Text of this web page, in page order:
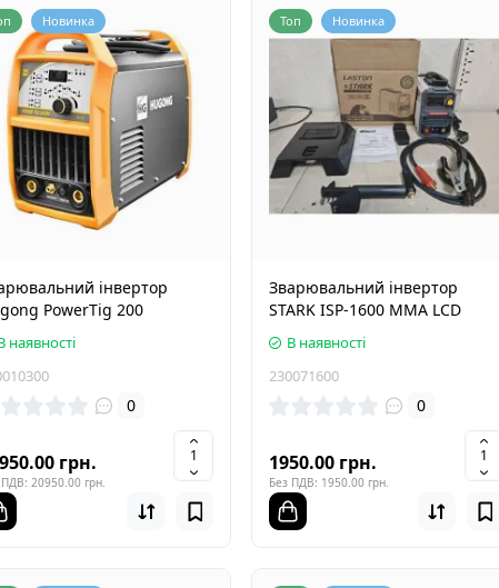
Новинка
інвертор
PowerTig 200
наявності
0
грн.
ПДВ: 20950.00 грн.
Топ Новинка
Зварювальний інвертор
STARK ISP-1600 MMA LCD
В наявності
230071600
0
1950.00 грн.
Без ПДВ: 1950.00 грн.